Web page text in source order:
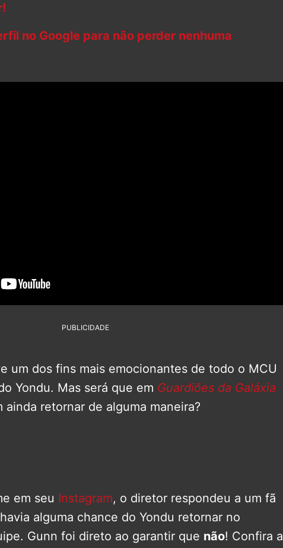
no Google para não perder nenhuma
PUBLICIDADE
um dos fins mais emocionantes de todo o MCU
Yondu. Mas será que em Guardiões da Galáxia
ainda retornar de alguma maneira?
em seu Instagram, o diretor respondeu a um fã
alguma chance do Yondu retornar no
Gunn foi direto ao garantir que não! Confira a